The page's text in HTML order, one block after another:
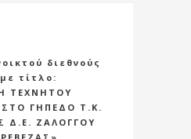
διεθνούς
τίτλο:
ΤΕΧΝΗΤΟΥ
ΓΗΠΕΔΟ Τ.Κ.
Δ.Ε. ΖΑΛΟΓΓΟΥ